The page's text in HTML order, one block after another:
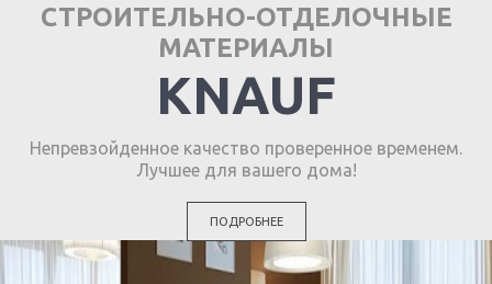
СТРОИТЕЛЬНО-ОТДЕЛОЧНЫЕ
МАТЕРИАЛЫ
KNAUF
Непревзойденное качество проверенное временем.
Лучшее для вашего дома!
ПОДРОБНЕЕ